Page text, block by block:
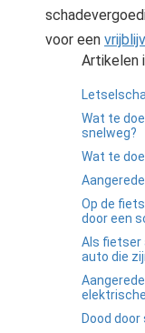
voor een
Artikelen
Wat te
snelweg?
Wat te
Op de
door een
Als fietser
auto die
Dood